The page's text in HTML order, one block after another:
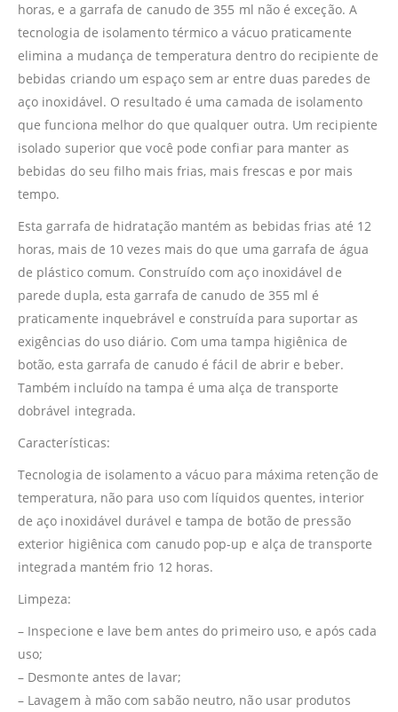
horas, e a garrafa de canudo de 355 ml não é exceção. A
tecnologia de isolamento térmico a vácuo praticamente
elimina a mudança de temperatura dentro do recipiente de
bebidas criando um espaço sem ar entre duas paredes de
aço inoxidável. O resultado é uma camada de isolamento
que funciona melhor do que qualquer outra. Um recipiente
isolado superior que você pode confiar para manter as
bebidas do seu filho mais frias, mais frescas e por mais
tempo.
Esta garrafa de hidratação mantém as bebidas frias até 12
horas, mais de 10 vezes mais do que uma garrafa de água
de plástico comum. Construído com aço inoxidável de
parede dupla, esta garrafa de canudo de 355 ml é
praticamente inquebrável e construída para suportar as
exigências do uso diário. Com uma tampa higiênica de
botão, esta garrafa de canudo é fácil de abrir e beber.
Também incluído na tampa é uma alça de transporte
dobrável integrada.
Características:
Tecnologia de isolamento a vácuo para máxima retenção de
temperatura, não para uso com líquidos quentes, interior
de aço inoxidável durável e tampa de botão de pressão
exterior higiênica com canudo pop-up e alça de transporte
integrada mantém frio 12 horas.
Limpeza:
– Inspecione e lave bem antes do primeiro uso, e após cada
uso;
– Desmonte antes de lavar;
– Lavagem à mão com sabão neutro, não usar produtos